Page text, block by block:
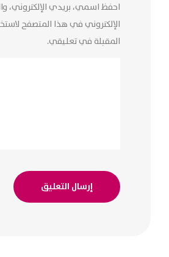
احفظ اسمي، بريدي الإلكتروني،
الإلكتروني في هذا المتصفح
المقبلة في تعليقي.